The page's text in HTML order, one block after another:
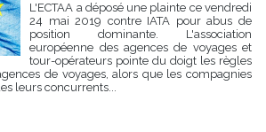
L'ECTAA a déposé une plainte ce vendredi
24 mai 2019 contre IATA pour abus de
position dominante. L'association
européenne des agences de voyages et
tour-opérateurs pointe du doigt les règles
de voyages, alors que les compagnies
leurs concurrents...